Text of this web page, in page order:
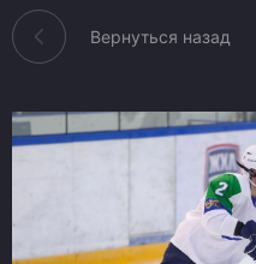
Вернуться назад